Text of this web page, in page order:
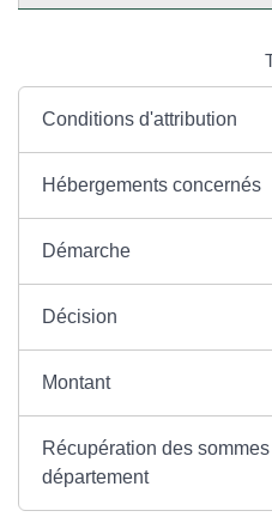
Conditions d'attribution
Hébergements concernés
Démarche
Décision
Montant
Récupération des
département